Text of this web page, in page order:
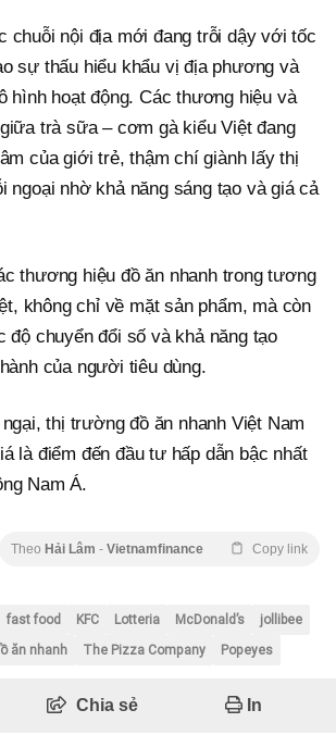
chuỗi nội địa mới đang trỗi dậy với tốc
sự thấu hiểu khẩu vị địa phương và
hình hoạt động. Các thương hiệu và
trà sữa – cơm gà kiểu Việt đang
của giới trẻ, thậm chí giành lấy thị
ngoại nhờ khả năng sáng tạo và giá cả
thương hiệu đồ ăn nhanh trong tương
không chỉ về mặt sản phẩm, mà còn
độ chuyển đổi số và khả năng tạo
của người tiêu dùng.
thị trường đồ ăn nhanh Việt Nam
là điểm đến đầu tư hấp dẫn bậc nhất
Nam Á.
Theo Hải Lâm - Vietnamfinance Copy link
fast food KFC Lotteria McDonald’s
jollibee
ăn nhanh
The Pizza Company Popeyes
Chia sẻ In